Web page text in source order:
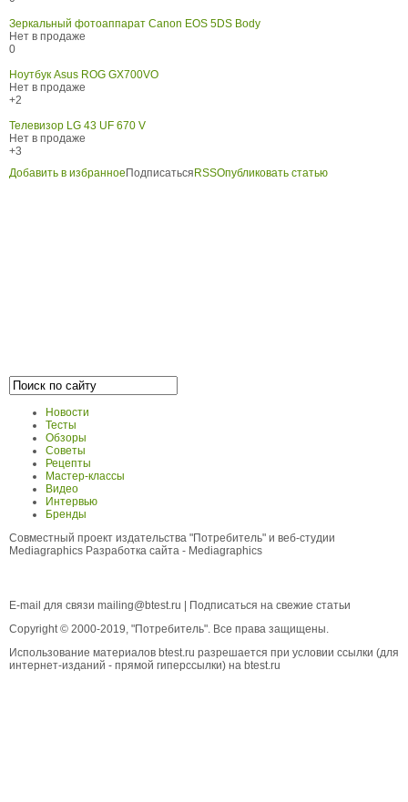
Зеркальный фотоаппарат Canon EOS 5DS Body
Нет в продаже
0
Ноутбук Asus ROG GX700VO
Нет в продаже
+2
Телевизор LG 43 UF 670 V
Нет в продаже
+3
Добавить в избранноеПодписатьсяRSSОпубликовать статью
Новости
Тесты
Обзоры
Советы
Рецепты
Мастер-классы
Видео
Интервью
Бренды
Совместный проект издательства "Потребитель" и веб-студии
Mediagraphics Разработка сайта - Mediagraphics
E-mail для связи mailing@btest.ru | Подписаться на свежие статьи
Copyright © 2000-2019, "Потребитель". Все права защищены.
Использование материалов btest.ru разрешается при условии ссылки (для
интернет-изданий - прямой гиперссылки) на btest.ru